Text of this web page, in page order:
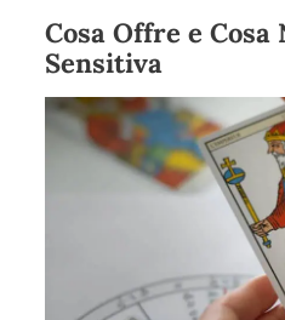
Cosa Offre e
Sensitiva